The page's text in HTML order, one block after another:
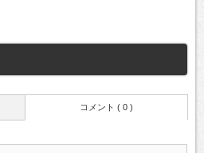
コメント ( 0 )